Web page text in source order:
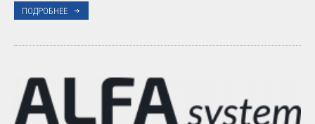
ПОДРОБНЕЕ